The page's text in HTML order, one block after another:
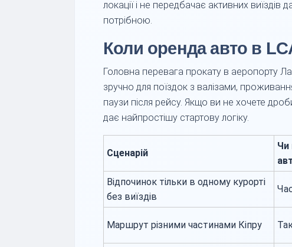
локації і не передбачає активних виїздів
потрібною.
Коли оренда авто в
Головна перевага прокату в аеропорту
зручно для поїздок з валізами,
паузи після рейсу. Якщо ви не хочете
дає найпростішу стартову логіку.
Сценарій
Чи
Відпочинок тільки в одному курорті
без виїздів
Маршрут різними частинами Кіпру